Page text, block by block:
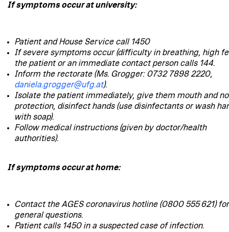
If symptoms occur at university:
Patient and House Service call 1450
If severe symptoms occur (difficulty in breathing, high
the patient or an immediate contact person calls 144.
Inform the rectorate (Ms. Grogger: 0732 7898 2220,
daniela.grogger@ufg.at).
Isolate the patient immediately, give them mouth and
protection, disinfect hands (use disinfectants or wash
with soap).
Follow medical instructions (given by doctor/health
authorities).
If symptoms occur at home:
Contact the AGES coronavirus hotline (0800 555 621) for
general questions.
Patient calls 1450 in a suspected case of infection.